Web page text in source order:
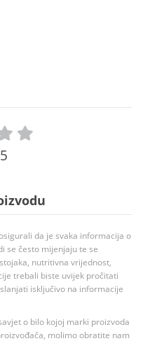
da je svaka informacija o
se često mijenjaju te se
nutritivna vrijednost,
trebali biste uvijek pročitati
isključivo na informacije
o bilo kojoj marki proizvoda
molimo obratite nam